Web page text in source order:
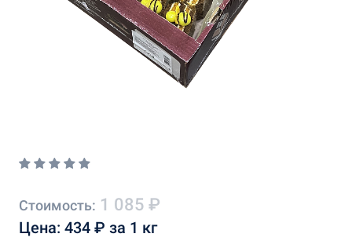
Стоимость: 1 085 ₽
Цена: 434 ₽ за 1 кг